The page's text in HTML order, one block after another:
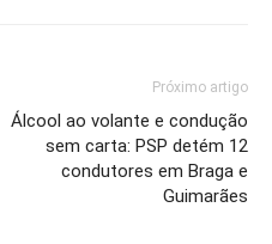
Próximo artigo
Álcool ao volante e condução
sem carta: PSP detém 12
condutores em Braga e
Guimarães